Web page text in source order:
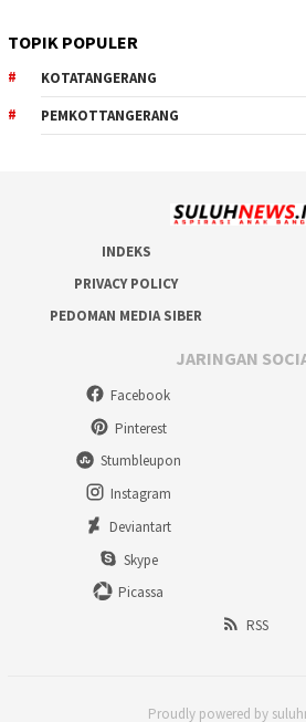
TOPIK POPULER
KOTATANGERANG
PEMKOTTANGERANG
INDEKS
PRIVACY POLICY
PEDOMAN MEDIA SIBER
JARINGAN
Facebook
Pinterest
Stumbleupon
Instagram
Deviantart
Skype
Picassa
RSS
Proudly powered by